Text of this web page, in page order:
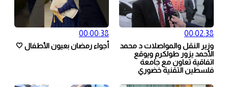
00:02:38
وزير النقل والمواصلات د محمد
الأحمد يزور طولكرم ويوقع
اتفاقية تعاون مع جامعة
فلسطين التقنية خضوري
00:00:38
أجواء رمضان بعيون الأطفال 🤍